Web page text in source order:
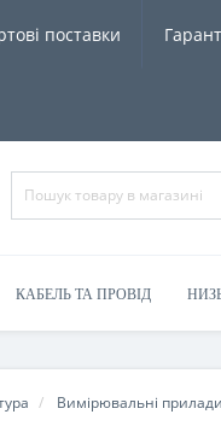
поставки
КАБЕЛЬ ТА ПРОВІД
Вимірювальні прилади